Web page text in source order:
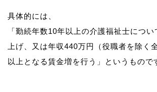
具体的には、
「勤続年数10年以上の介護福祉士につ
上げ、又は年収440万円（役職者を除く